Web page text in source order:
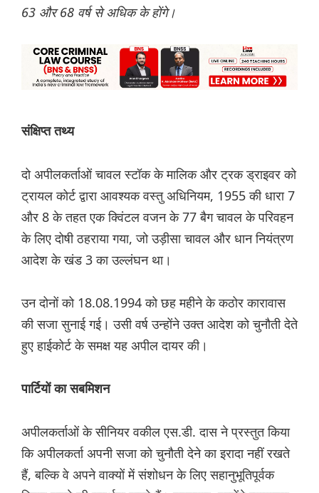
63 और 68 वर्ष से अधिक के होंगे।
संक्षिप्त तथ्य
दो अपीलकर्ताओं चावल स्टॉक के मालिक और ट्रक ड्राइवर को
ट्रायल कोर्ट द्वारा आवश्यक वस्तु अधिनियम, 1955 की धारा 7
और 8 के तहत एक क्विंटल वजन के 77 बैग चावल के परिवहन
के लिए दोषी ठहराया गया, जो उड़ीसा चावल और धान नियंत्रण
आदेश के खंड 3 का उल्लंघन था।
उन दोनों को 18.08.1994 को छह महीने के कठोर कारावास
की सजा सुनाई गई। उसी वर्ष उन्होंने उक्त आदेश को चुनौती देते
हुए हाईकोर्ट के समक्ष यह अपील दायर की।
पार्टियों का सबमिशन
अपीलकर्ताओं के सीनियर वकील एस.डी. दास ने प्रस्तुत किया
कि अपीलकर्ता अपनी सजा को चुनौती देने का इरादा नहीं रखते
हैं, बल्कि वे अपने वाक्यों में संशोधन के लिए सहानुभूतिपूर्वक